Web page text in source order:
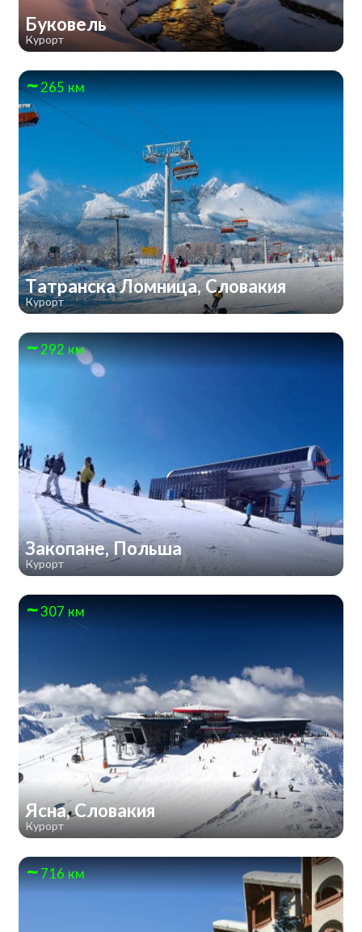
Буковель
Курорт
265 км
Татранска Ломница, Словакия
Курорт
292 км
Закопане, Польша
Курорт
307 км
Ясна, Словакия
Курорт
716 км